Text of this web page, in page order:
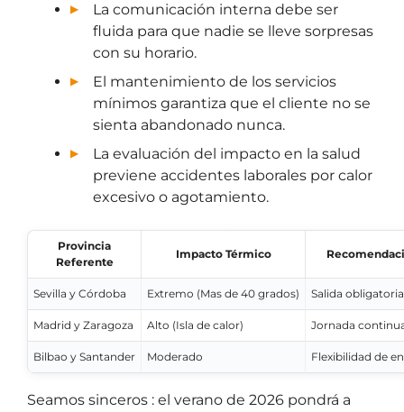
La comunicación interna debe ser
fluida para que nadie se lleve sorpresas
con su horario.
El mantenimiento de los servicios
mínimos garantiza que el cliente no se
sienta abandonado nunca.
La evaluación del impacto en la salud
previene accidentes laborales por calor
excesivo o agotamiento.
Provincia
Referente
Impacto Térmico
Sevilla y Córdoba Extremo (Mas de 40 grados) Salida
Madrid y Zaragoza Alto (Isla de calor) Jornada
Bilbao y Santander Moderado Flexibilidad de
Seamos sinceros : el verano de 2026 pondrá a